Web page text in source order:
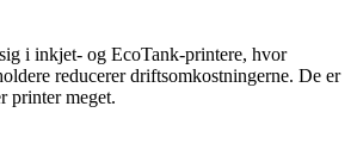
i inkjet- og EcoTank-printere, hvor
reducerer driftsomkostningerne. De er
printer meget.